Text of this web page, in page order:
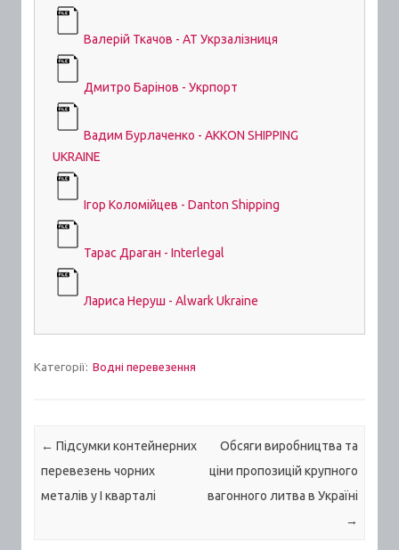
Валерій Ткачов - АТ Укрзалізниця
Дмитро Барінов - Укрпорт
Вадим Бурлаченко - AKKON SHIPPING
UKRAINE
Ігор Коломійцев - Danton Shipping
Тарас Драган - Interlegal
Лариса Неруш - Alwark Ukraine
Категорії: Водні перевезення
Post navigation
← Підсумки контейнерних
перевезень чорних
металів у І кварталі
Обсяги виробництва та
ціни пропозицій крупного
вагонного литва в Україні
→